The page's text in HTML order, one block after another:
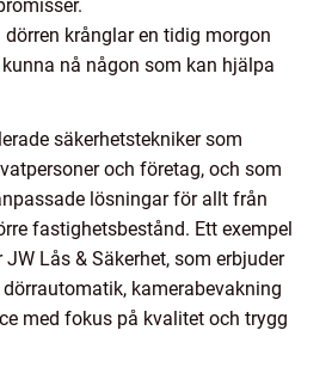
krånglar en tidig morgon
nå någon som kan hjälpa
säkerhetstekniker som
och företag, och som
lösningar för allt från
fastighetsbestånd. Ett exempel
Lås & Säkerhet, som erbjuder
kamerabevakning
med fokus på kvalitet och trygg